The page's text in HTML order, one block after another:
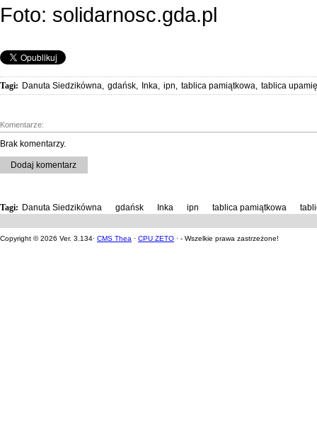
Foto: solidarnosc.gda.pl
Tagi: Danuta Siedzikówna, gdańsk, Inka, ipn, tablica pamiątkowa, tablica
Komentarze:
Brak komentarzy.
Dodaj komentarz
Tagi: Danuta Siedzikówna gdańsk Inka ipn tablica pamiątkowa
Copyright © 2026 Ver. 3.134· CMS Thea · CPU ZETO · - Wszelkie prawa zastrzeżone!